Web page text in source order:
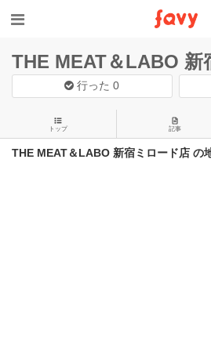
THE MEAT＆LABO 新
行った0
トップ 記事
THE MEAT＆LABO 新宿ミロード店 の